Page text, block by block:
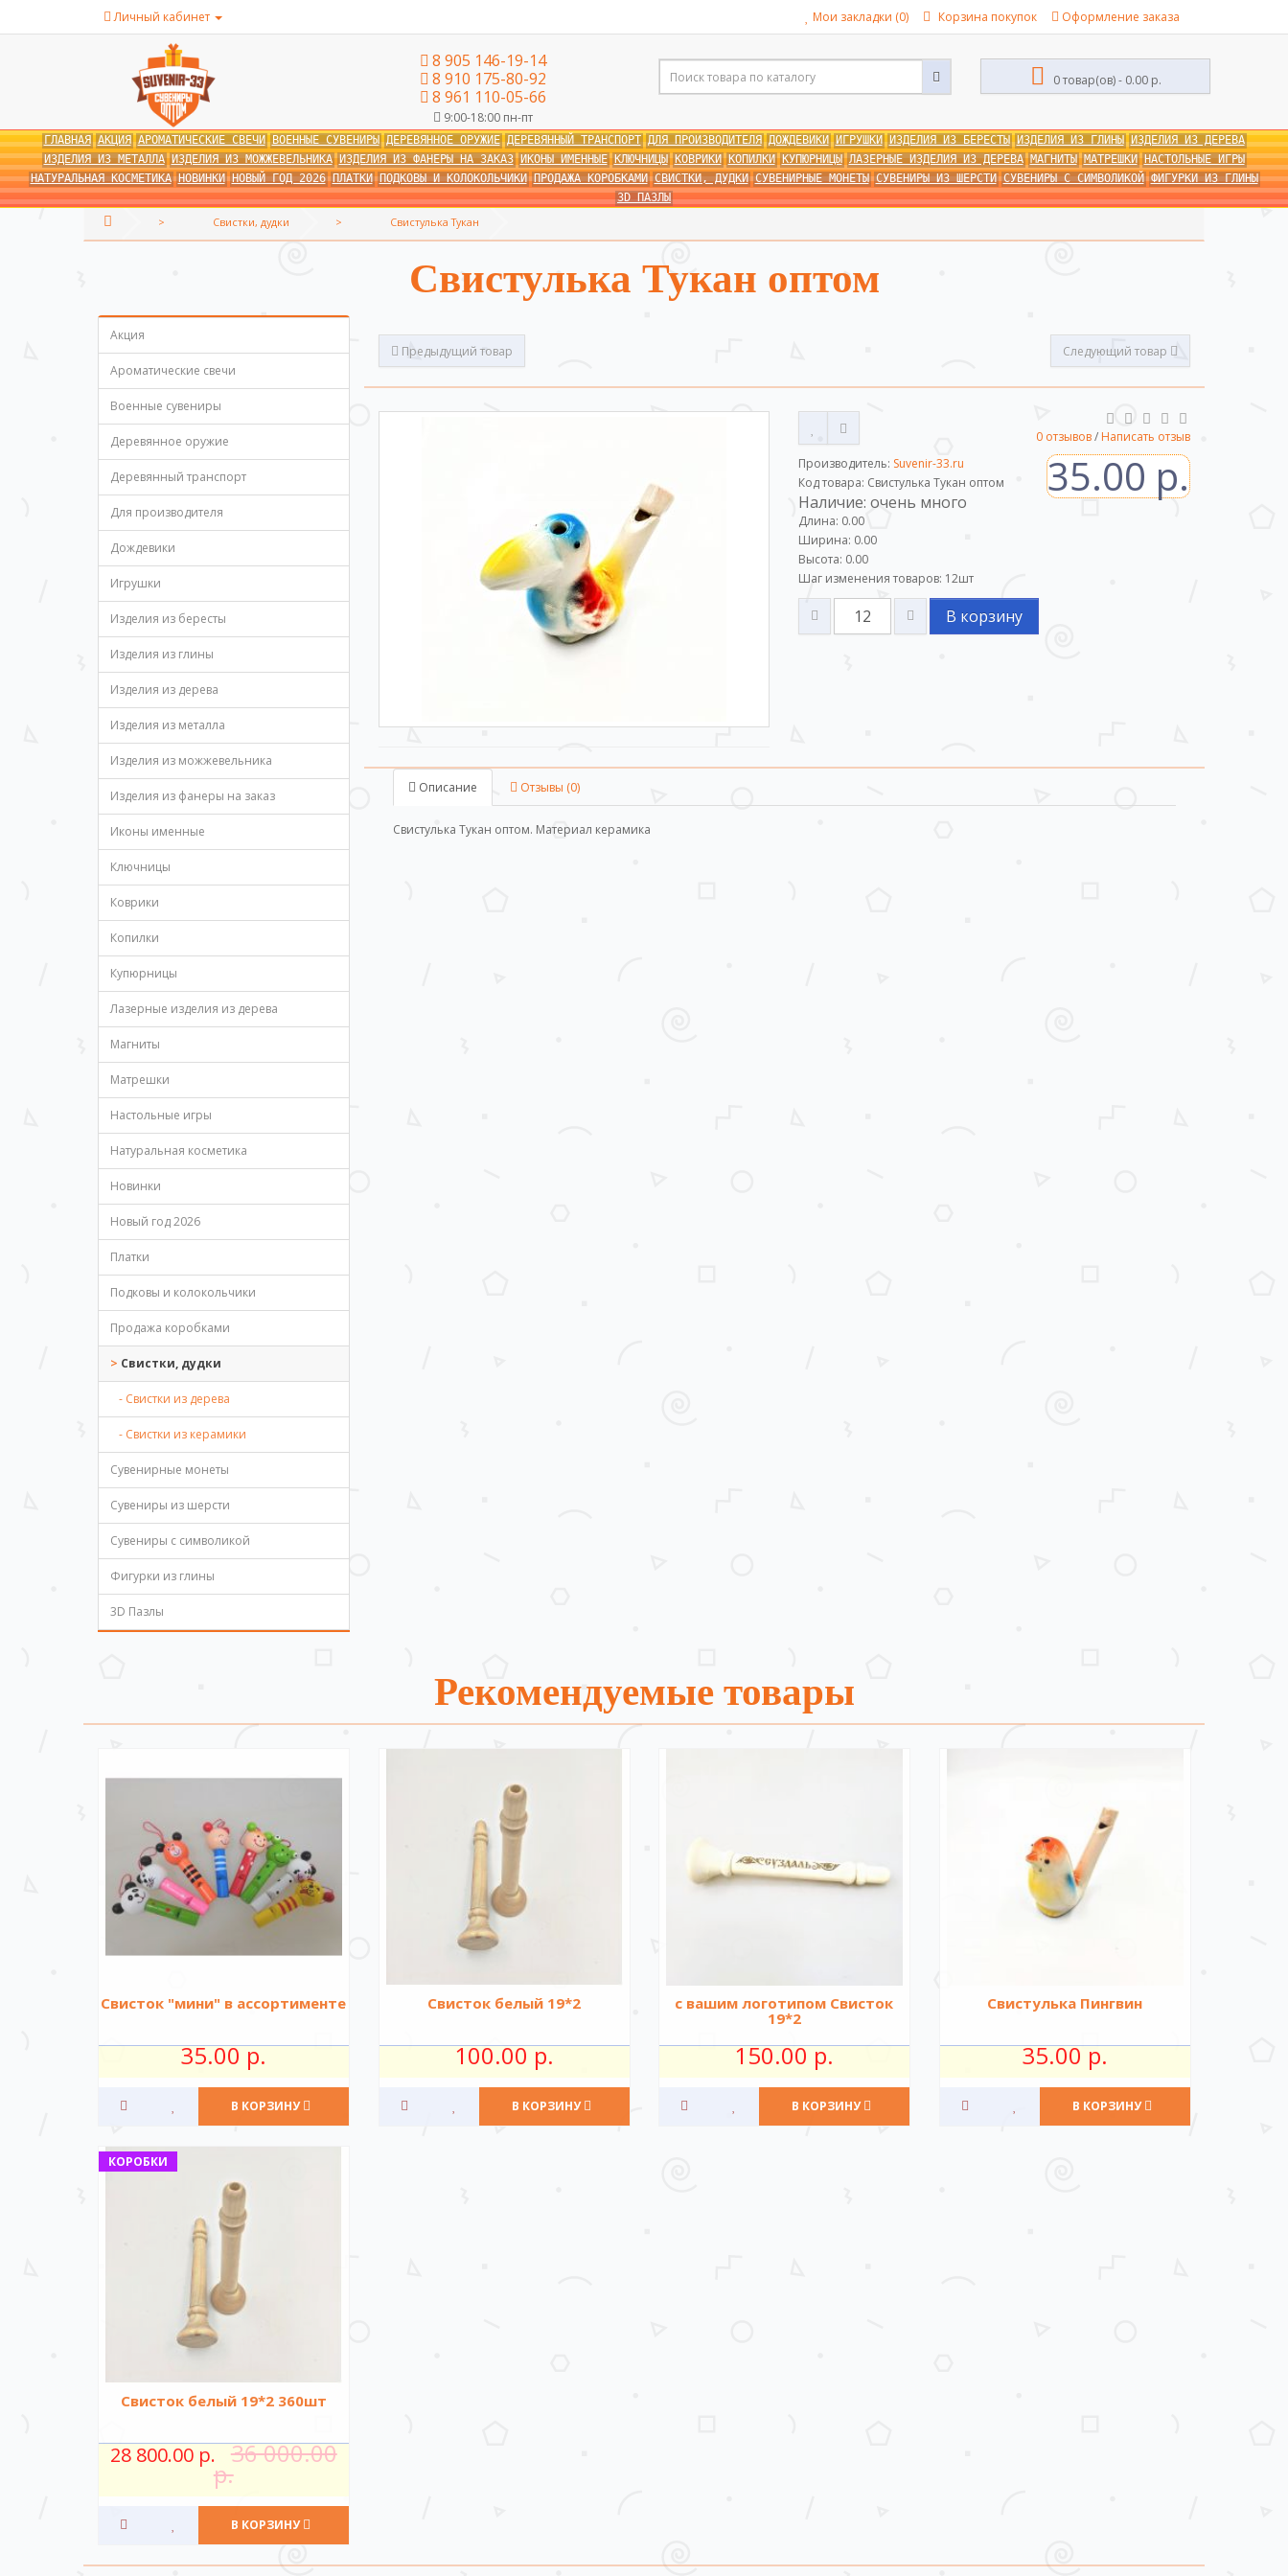
Личный кабинет Мои закладки (0) Корзина покупок Оформление заказа
8 905 146-19-14
8 910 175-80-92
8 961 110-05-66
9:00-18:00 пн-пт
0 товар(ов) - 0.00 р.
ГЛАВНАЯ АКЦИЯ АРОМАТИЧЕСКИЕ СВЕЧИ ВОЕННЫЕ СУВЕНИРЫ ДЕРЕВЯННОЕ ОРУЖИЕ ДЕРЕВЯННЫЙ ТРАНСПОРТ ДЛЯ ПРОИЗВОДИТЕЛЯ ДОЖДЕВИКИ ИГРУШКИ ИЗДЕЛИЯ ИЗ БЕРЕСТЫ ИЗДЕЛИЯ ИЗ ГЛИНЫ
ИЗДЕЛИЯ ИЗ ДЕРЕВА
ИЗДЕЛИЯ ИЗ МЕТАЛЛА ИЗДЕЛИЯ ИЗ МОЖЖЕВЕЛЬНИКА ИЗДЕЛИЯ ИЗ ФАНЕРЫ НА ЗАКАЗ ИКОНЫ ИМЕННЫЕ КЛЮЧНИЦЫ КОВРИКИ КОПИЛКИ КУПЮРНИЦЫ ЛАЗЕРНЫЕ ИЗДЕЛИЯ ИЗ ДЕРЕВА МАГНИТЫ МАТРЕШКИ НАСТОЛЬНЫЕ ИГРЫ
НАТУРАЛЬНАЯ КОСМЕТИКА НОВИНКИ НОВЫЙ ГОД 2026 ПЛАТКИ ПОДКОВЫ И КОЛОКОЛЬЧИКИ ПРОДАЖА КОРОБКАМИ СВИСТКИ, ДУДКИ СУВЕНИРНЫЕ МОНЕТЫ СУВЕНИРЫ ИЗ ШЕРСТИ СУВЕНИРЫ С СИМВОЛИКОЙ ФИГУРКИ ИЗ ГЛИНЫ
3D ПАЗЛЫ
Свистки, дудки Свистулька Тукан
Свистулька Тукан оптом
Акция
Ароматические свечи
Военные сувениры
Деревянное оружие
Деревянный транспорт
Для производителя
Дождевики
Игрушки
Изделия из бересты
Изделия из глины
Изделия из дерева
Изделия из металла
Изделия из можжевельника
Изделия из фанеры на заказ
Иконы именные
Ключницы
Коврики
Копилки
Купюрницы
Лазерные изделия из дерева
Магниты
Матрешки
Настольные игры
Натуральная косметика
Новинки
Новый год 2026
Платки
Подковы и колокольчики
Продажа коробками
Свистки, дудки
- Свистки из дерева
- Свистки из керамики
Сувенирные монеты
Сувениры из шерсти
Сувениры с символикой
Фигурки из глины
3D Пазлы
Предыдущий товар Следующий товар
0 отзывов/ Написать отзыв
Производитель: Suvenir-33.ru
Код товара: Свистулька Тукан оптом
Наличие: очень много
Длина: 0.00
Ширина: 0.00
Высота: 0.00
Шаг изменения товаров: 12шт
35.00 р.
В корзину
Описание Отзывы (0)
Свистулька Тукан оптом. Материал керамика
Рекомендуемые товары
Свисток "мини" в ассортименте
35.00 р.
В КОРЗИНУ
Свисток белый 19*2
100.00 р.
В КОРЗИНУ
с вашим логотипом Свисток
19*2
150.00 р.
В КОРЗИНУ
Свистулька Пингвин
35.00 р.
В КОРЗИНУ
КОРОБКИ
Свисток белый 19*2 360шт
28 800.00 р. 36 000.00
р.
В КОРЗИНУ